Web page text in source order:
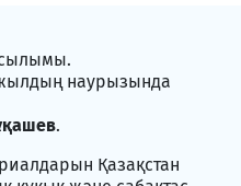
наурызында
.
Қазақстан